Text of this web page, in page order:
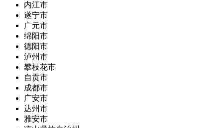
内江市
遂宁市
广元市
绵阳市
德阳市
泸州市
攀枝花市
自贡市
成都市
广安市
达州市
雅安市